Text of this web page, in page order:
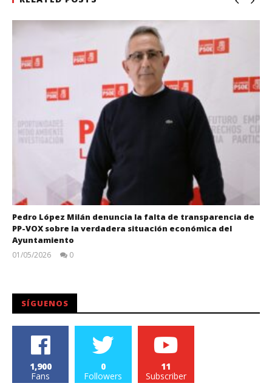
Pedro López Milán denuncia la falta de transparencia de
PP-VOX sobre la verdadera situación económica del
Ayuntamiento
01/05/2026
0
SÍGUENOS
1,900
Fans
0
Followers
11
Subscriber